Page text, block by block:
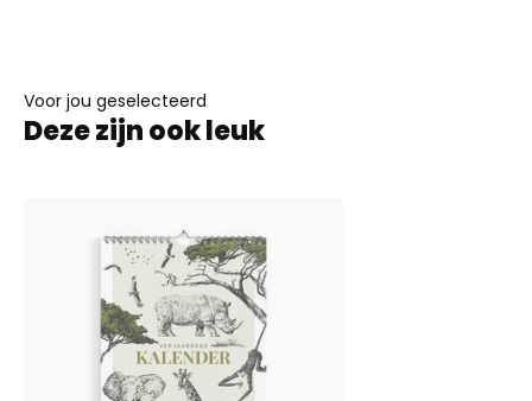
Voor jou geselecteerd
Deze zijn ook leuk